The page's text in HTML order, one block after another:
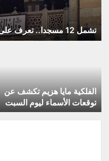
تشمل 12 مسجدا.. تعرف على افتتاحات الأوقاف اليوم الجمعة
الفلكية مايا هزيم تكشف عن
توقعات الأسماء ليوم السبت